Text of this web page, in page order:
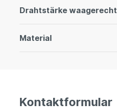
Drahtstärke waagerecht
Material
Kontaktformular